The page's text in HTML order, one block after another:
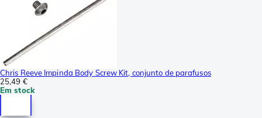
Chris Reeve Impinda Body Screw Kit, conjunto de parafusos
25,49 €
Em stock